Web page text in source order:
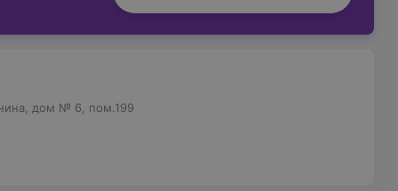
дом № 6, пом.199